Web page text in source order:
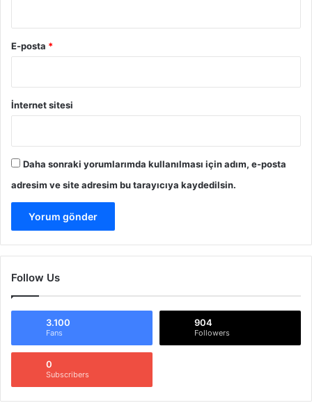
E-posta *
İnternet sitesi
Daha sonraki yorumlarımda kullanılması için adım, e-posta
adresim ve site adresim bu tarayıcıya kaydedilsin.
Follow Us
3.100
Fans
904
Followers
0
Subscribers